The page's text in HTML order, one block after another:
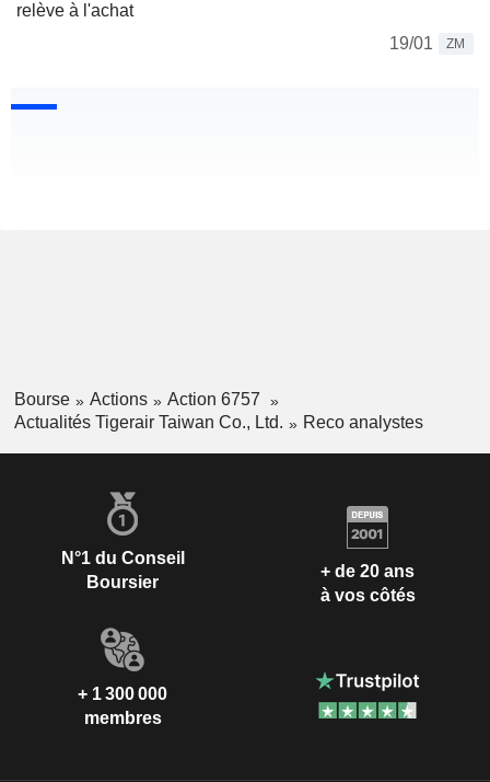
relève à l'achat
19/01
ZM
Bourse Actions
Action 6757
Actualités Tigerair Taiwan Co., Ltd.
Reco analystes
N°1 du Conseil
Boursier
+ de 20 ans
à vos côtés
+ 1 300 000
membres